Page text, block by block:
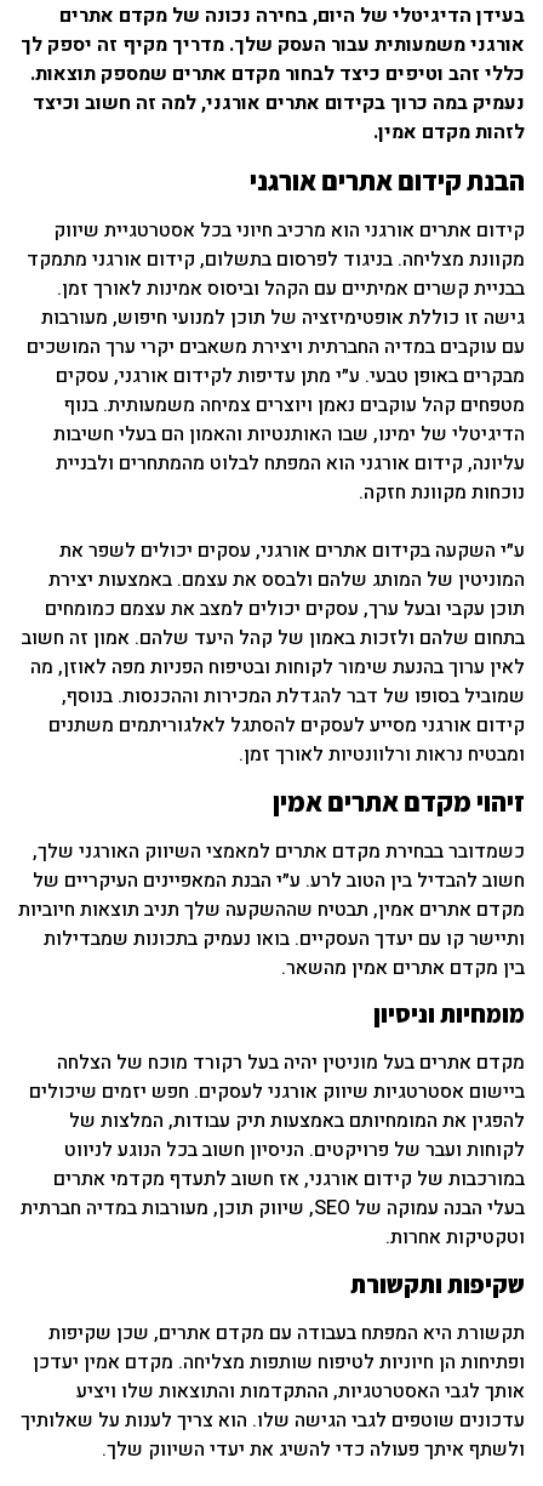
בעידן הדיגיטלי של היום, בחירה נכונה של מקדם אתרים
אורגני משמעותית עבור העסק שלך. מדריך מקיף זה יספק לך
כללי זהב וטיפים כיצד לבחור מקדם אתרים שמספק תוצאות.
נעמיק במה כרוך בקידום אתרים אורגני, למה זה חשוב וכיצד
לזהות מקדם אמין.
הבנת קידום אתרים אורגני
קידום אתרים אורגני הוא מרכיב חיוני בכל אסטרטגיית שיווק
מקוונת מצליחה. בניגוד לפרסום בתשלום, קידום אורגני מתמקד
בבניית קשרים אמיתיים עם הקהל וביסוס אמינות לאורך זמן.
גישה זו כוללת אופטימיזציה של תוכן למנועי חיפוש, מעורבות
עם עוקבים במדיה החברתית ויצירת משאבים יקרי ערך המושכים
מבקרים באופן טבעי. ע״י מתן עדיפות לקידום אורגני, עסקים
מטפחים קהל עוקבים נאמן ויוצרים צמיחה משמעותית. בנוף
הדיגיטלי של ימינו, שבו האותנטיות והאמון הם בעלי חשיבות
עליונה, קידום אורגני הוא המפתח לבלוט מהמתחרים ולבניית
נוכחות מקוונת חזקה.
ע״י השקעה בקידום אתרים אורגני, עסקים יכולים לשפר את
המוניטין של המותג שלהם ולבסס את עצמם. באמצעות יצירת
תוכן עקבי ובעל ערך, עסקים יכולים למצב את עצמם כמומחים
בתחום שלהם ולזכות באמון של קהל היעד שלהם. אמון זה חשוב
לאין ערוך בהנעת שימור לקוחות ובטיפוח הפניות מפה לאוזן, מה
שמוביל בסופו של דבר להגדלת המכירות וההכנסות. בנוסף,
קידום אורגני מסייע לעסקים להסתגל לאלגוריתמים משתנים
ומבטיח נראות ורלוונטיות לאורך זמן.
זיהוי מקדם אתרים אמין
כשמדובר בבחירת מקדם אתרים למאמצי השיווק האורגני שלך,
חשוב להבדיל בין הטוב לרע. ע״י הבנת המאפיינים העיקריים של
מקדם אתרים אמין, תבטיח שההשקעה שלך תניב תוצאות חיוביות
ותיישר קו עם יעדך העסקיים. בואו נעמיק בתכונות שמבדילות
בין מקדם אתרים אמין מהשאר.
מומחיות וניסיון
מקדם אתרים בעל מוניטין יהיה בעל רקורד מוכח של הצלחה
ביישום אסטרטגיות שיווק אורגני לעסקים. חפש יזמים שיכולים
להפגין את המומחיותם באמצעות תיק עבודות, המלצות של
לקוחות ועבר של פרויקטים. הניסיון חשוב בכל הנוגע לניווט
במורכבות של קידום אורגני, אז חשוב לתעדף מקדמי אתרים
בעלי הבנה עמוקה של SEO, שיווק תוכן, מעורבות במדיה חברתית
וטקטיקות אחרות.
שקיפות ותקשורת
תקשורת היא המפתח בעבודה עם מקדם אתרים, שכן שקיפות
ופתיחות הן חיוניות לטיפוח שותפות מצליחה. מקדם אמין יעדכן
אותך לגבי האסטרטגיות, ההתקדמות והתוצאות שלו ויציע
עדכונים שוטפים לגבי הגישה שלו. הוא צריך לענות על שאלותיך
ולשתף איתך פעולה כדי להשיג את יעדי השיווק שלך.